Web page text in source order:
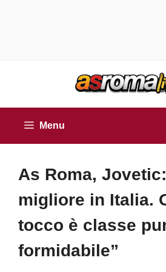
Menu
As Roma,
migliore in Italia.
tocco è classe
formidabile”